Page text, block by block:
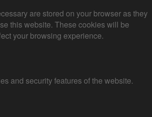
are stored on your browser as they
this website. These cookies will be
your browsing experience.
and security features of the website.